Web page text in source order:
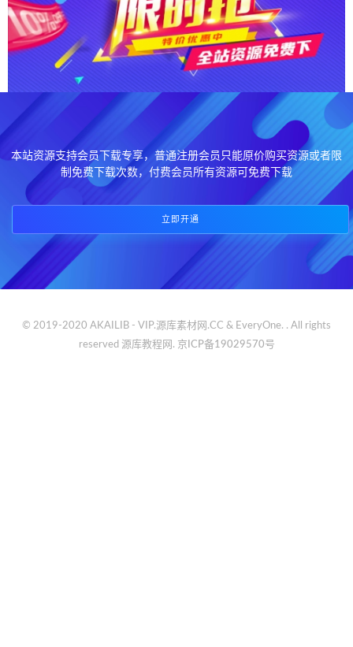
本站资源支持会员下载专享，普通注册会员只能原价购买资源或者限
制免费下载次数，付费会员所有资源可免费下载
立即开通
© 2019-2020 AKAILIB - VIP.源库素材网.CC & EveryOne. . All rights
reserved 源库教程网. 京ICP备19029570号